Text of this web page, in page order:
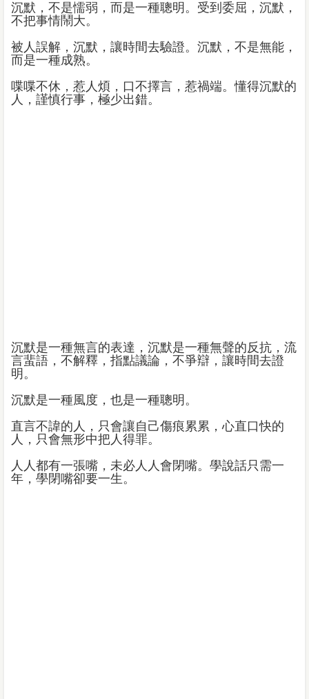
沉默，不是懦弱，而是一種聰明。受到委屈，沉默，
不把事情鬧大。
被人誤解，沉默，讓時間去驗證。沉默，不是無能，
而是一種成熟。
喋喋不休，惹人煩，口不擇言，惹禍端。懂得沉默的
人，謹慎行事，極少出錯。
沉默是一種無言的表達，沉默是一種無聲的反抗，流
言蜚語，不解釋，指點議論，不爭辯，讓時間去證
明。
沉默是一種風度，也是一種聰明。
直言不諱的人，只會讓自己傷痕累累，心直口快的
人，只會無形中把人得罪。
人人都有一張嘴，未必人人會閉嘴。學說話只需一
年，學閉嘴卻要一生。